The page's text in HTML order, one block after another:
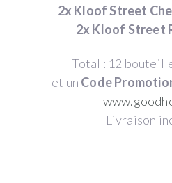
2x Kloof Street
2x Kloof Street
Total : 12
et un Code
Livraison